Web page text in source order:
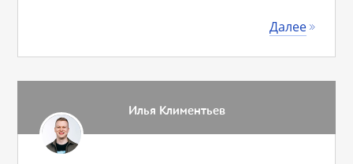
Далее
Илья Климентьев